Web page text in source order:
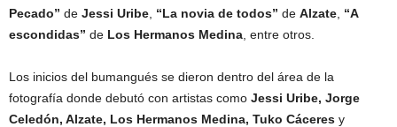
Pecado” de Jessi Uribe “La novia de todos” de Alzate “A
escondidas” de Los Hermanos Medina , entre otros.
Los inicios del bumangués se dieron dentro del área de la
fotografía donde debutó con artistas como Jessi Uribe, Jorge
Celedón, Alzate, Los Hermanos Medina, Tuko Cáceres y